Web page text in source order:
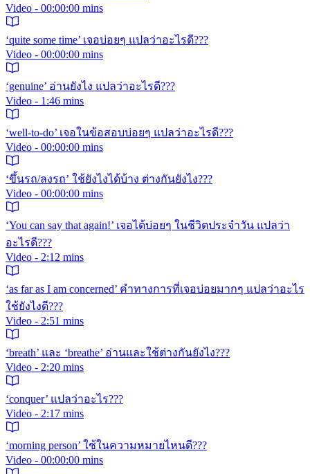
Video - 00:00:00 mins
‘quite some time’ เจอบ่อยๆ แปลว่าอะไรดี???
Video - 00:00:00 mins
‘genuine’ อ่านยังไง แปลว่าอะไรดี???
Video - 1:46 mins
‘well-to-do’ เจอในข้อสอบบ่อยๆ แปลว่าอะไรดี???
Video - 00:00:00 mins
‘ขึ้นรถ/ลงรถ’ ใช้ยังไงได้บ้าง ต่างกันยังไง???
Video - 00:00:00 mins
‘You can say that again!’ เจอได้บ่อยๆ ในชีวิตประจำวัน แปลว่า
อะไรดี???
Video - 2:12 mins
‘as far as I am concerned’ คำทางการที่เจอบ่อยมากๆ แปลว่าอะไร
ใช้ยังไงดี???
Video - 2:51 mins
‘breath’ และ ‘breathe’ อ่านและใช้ต่างกันยังไง???
Video - 2:20 mins
‘conquer’ แปลว่าอะไร???
Video - 2:17 mins
‘morning person’ ใช้ในความหมายไหนดี???
Video - 00:00:00 mins